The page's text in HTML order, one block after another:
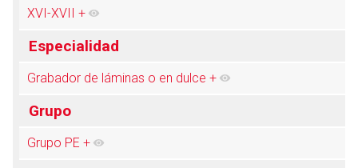
XVI-XVII +
Especialidad
Grabador de láminas o en dulce +
Grupo
Grupo PE +